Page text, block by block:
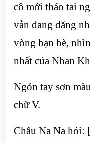
cô mới tháo tai
vẫn đang đăng
vòng bạn bè,
nhất của Nhan
Ngón tay sơn
chữ V.
Châu Na Na hỏi: